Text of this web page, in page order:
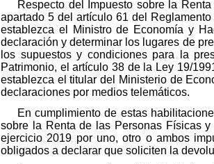
Respecto del Impuesto sobre la
apartado 5 del artículo 61 del
establezca el Ministro de Economía y
declaración y determinar los lugares de
los supuestos y condiciones para la
Patrimonio, el artículo 38 de la Ley 19/
establezca el titular del Ministerio de
declaraciones por medios telemáticos.
En cumplimiento de estas
sobre la Renta de las Personas Físicas
ejercicio 2019 por uno, otro o ambos
obligados a declarar que soliciten la